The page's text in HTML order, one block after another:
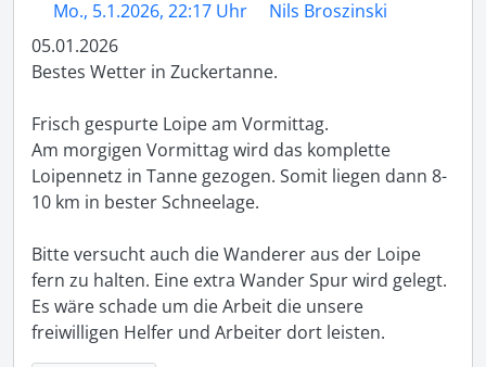
Mo., 5.1.2026, 22:17 Uhr
Nils Broszinski
05.01.2026
Bestes Wetter in Zuckertanne.
Frisch gespurte Loipe am Vormittag.
Am morgigen Vormittag wird das komplette
Loipennetz in Tanne gezogen. Somit liegen dann 8-
10 km in bester Schneelage.
Bitte versucht auch die Wanderer aus der Loipe
fern zu halten. Eine extra Wander Spur wird gelegt.
Es wäre schade um die Arbeit die unsere
freiwilligen Helfer und Arbeiter dort leisten.